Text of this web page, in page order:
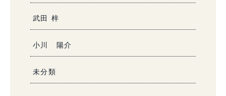
武田 梓
小川 陽介
未分類